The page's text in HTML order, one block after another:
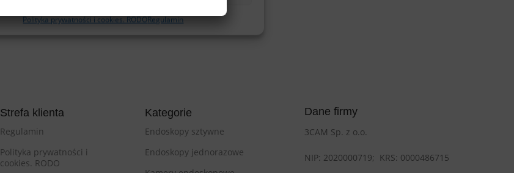
Polityka prywatności i cookies. RODORegulamin
Strefa klienta
Regulamin
Polityka prywatności i
cookies. RODO
Kategorie
Endoskopy sztywne
Endoskopy jednorazowe
Dane firmy
3CAM Sp. z o.o.
NIP: 2020000719; KRS: 0000486715